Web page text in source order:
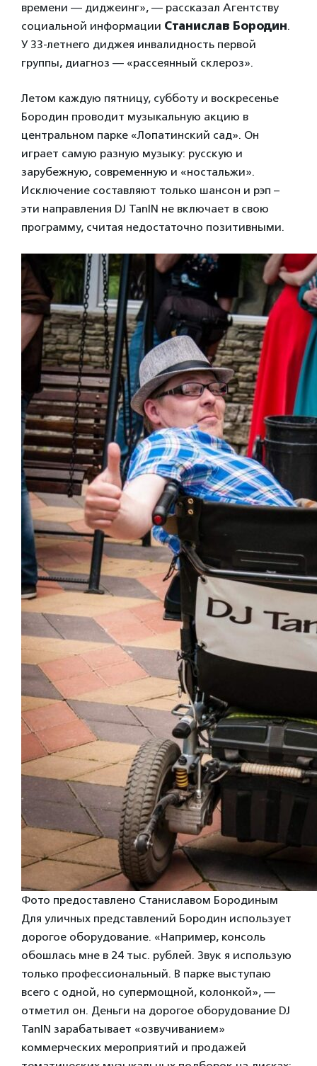
времени — диджеинг», — рассказал Агентству
социальной информации Станислав Бородин.
У 33-летнего диджея инвалидность первой
группы, диагноз — «рассеянный склероз».
Летом каждую пятницу, субботу и воскресенье
Бородин проводит музыкальную акцию в
центральном парке «Лопатинский сад». Он
играет самую разную музыку: русскую и
зарубежную, современную и «ностальжи».
Исключение составляют только шансон и рэп –
эти направления DJ TanIN не включает в свою
программу, считая недостаточно позитивными.
Фото предоставлено Станиславом Бородиным
Для уличных представлений Бородин использует
дорогое оборудование. «Например, консоль
обошлась мне в 24 тыс. рублей. Звук я использую
только профессиональный. В парке выступаю
всего с одной, но супермощной, колонкой», —
отметил он. Деньги на дорогое оборудование DJ
TanIN зарабатывает «озвучиванием»
коммерческих мероприятий и продажей